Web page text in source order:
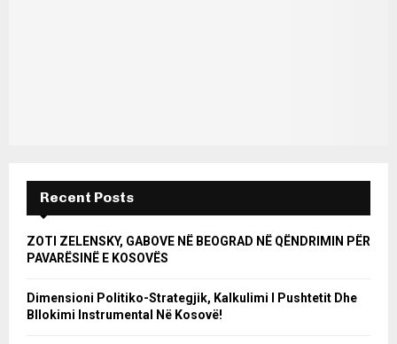
Recent Posts
ZOTI ZELENSKY, GABOVE NË BEOGRAD NË QËNDRIMIN PËR
PAVARËSINË E KOSOVËS
Dimensioni Politiko-Strategjik, Kalkulimi I Pushtetit Dhe
Bllokimi Instrumental Në Kosovë!